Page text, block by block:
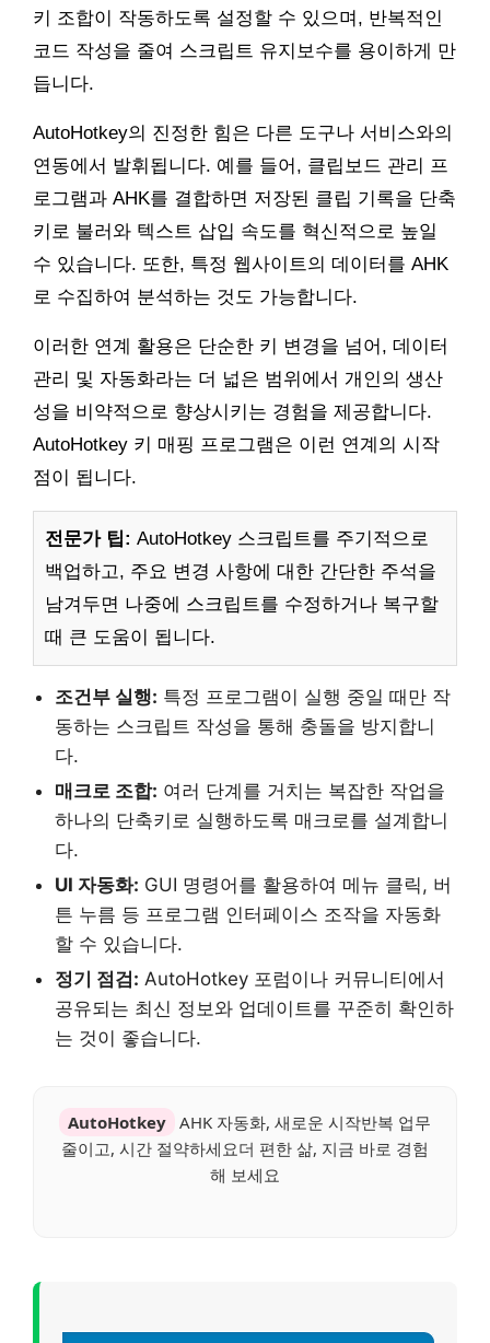
키 조합이 작동하도록 설정할 수 있으며, 반복적인
코드 작성을 줄여 스크립트 유지보수를 용이하게 만
듭니다.
AutoHotkey의 진정한 힘은 다른 도구나 서비스와의
연동에서 발휘됩니다. 예를 들어, 클립보드 관리 프
로그램과 AHK를 결합하면 저장된 클립 기록을 단축
키로 불러와 텍스트 삽입 속도를 혁신적으로 높일
수 있습니다. 또한, 특정 웹사이트의 데이터를 AHK
로 수집하여 분석하는 것도 가능합니다.
이러한 연계 활용은 단순한 키 변경을 넘어, 데이터
관리 및 자동화라는 더 넓은 범위에서 개인의 생산
성을 비약적으로 향상시키는 경험을 제공합니다.
AutoHotkey 키 매핑 프로그램은 이런 연계의 시작
점이 됩니다.
전문가 팁: AutoHotkey 스크립트를 주기적으로
백업하고, 주요 변경 사항에 대한 간단한 주석을
남겨두면 나중에 스크립트를 수정하거나 복구할
때 큰 도움이 됩니다.
조건부 실행: 특정 프로그램이 실행 중일 때만 작
동하는 스크립트 작성을 통해 충돌을 방지합니
다.
매크로 조합: 여러 단계를 거치는 복잡한 작업을
하나의 단축키로 실행하도록 매크로를 설계합니
다.
UI 자동화: GUI 명령어를 활용하여 메뉴 클릭, 버
튼 누름 등 프로그램 인터페이스 조작을 자동화
할 수 있습니다.
정기 점검: AutoHotkey 포럼이나 커뮤니티에서
공유되는 최신 정보와 업데이트를 꾸준히 확인하
는 것이 좋습니다.
AutoHotkey AHK 자동화, 새로운 시작반복 업무
줄이고, 시간 절약하세요더 편한 삶, 지금 바로 경험
해 보세요